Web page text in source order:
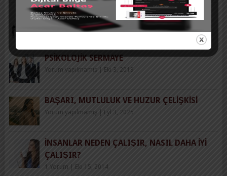
KURUMUN DEĞERLERINI DAVRANIŞ
NORMLARINA DÖNÜŞTÜRMEK
PSIKOLOJIK SERMAYE
Yorum yapılmamış Eki 3, 2019
BAŞARI, MUTLULUK VE HUZUR ÇELIŞKISI
Yorum yapılmamış Eyl 3, 2025
İNSANLAR NEDEN ÇALIŞIR, NASIL DAHA İYI
ÇALIŞIR?
1 Yorum Eki 15, 2014